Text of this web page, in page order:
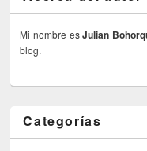
Mi nombre esJulian
blog.
Categorías